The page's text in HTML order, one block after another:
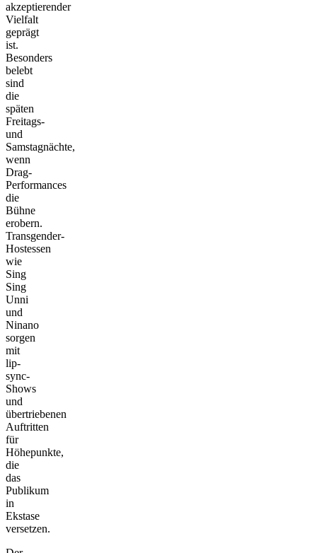
akzeptierender
Vielfalt
geprägt
ist.
Besonders
belebt
sind
die
späten
Freitags-
und
Samstagnächte,
wenn
Drag-
Performances
die
Bühne
erobern.
Transgender-
Hostessen
wie
Sing
Sing
Unni
und
Ninano
sorgen
mit
lip-
sync-
Shows
und
übertriebenen
Auftritten
für
Höhepunkte,
die
das
Publikum
in
Ekstase
versetzen.